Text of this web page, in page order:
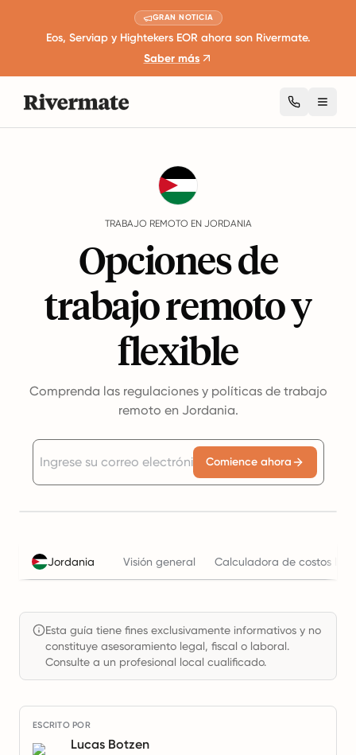
GRAN NOTICIA
Eos, Serviap y Hightekers EOR ahora son Rivermate.
Saber más
TRABAJO REMOTO EN JORDANIA
Opciones de
trabajo remoto y
flexible
Comprenda las regulaciones y políticas de trabajo
remoto en Jordania.
Comience ahora
Jordania Visión general Calculadora de costos
Esta guía tiene fines exclusivamente informativos y no
constituye asesoramiento legal, fiscal o laboral.
Consulte a un profesional local cualificado.
ESCRITO POR
Lucas Botzen